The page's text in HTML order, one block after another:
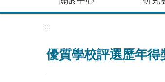
:::
優質學校評選歷年